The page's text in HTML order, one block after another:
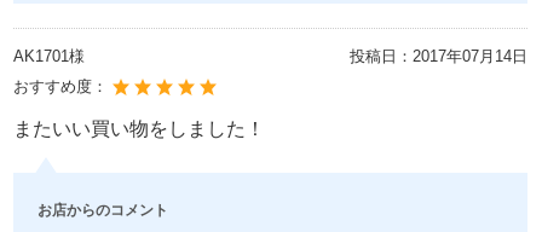
AK1701様 投稿日：2017年07月14日
おすすめ度：
またいい買い物をしました！
お店からのコメント